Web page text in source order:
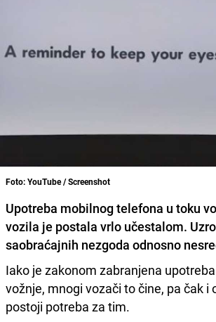
Foto: YouTube / Screenshot
Upotreba mobilnog telefona u toku
vozila je postala vrlo učestalom.
saobraćajnih nezgoda odnosno
Iako je zakonom zabranjena
vožnje, mnogi vozači to čine, pa čak i
postoji potreba za tim.